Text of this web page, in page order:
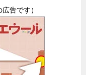
告です）